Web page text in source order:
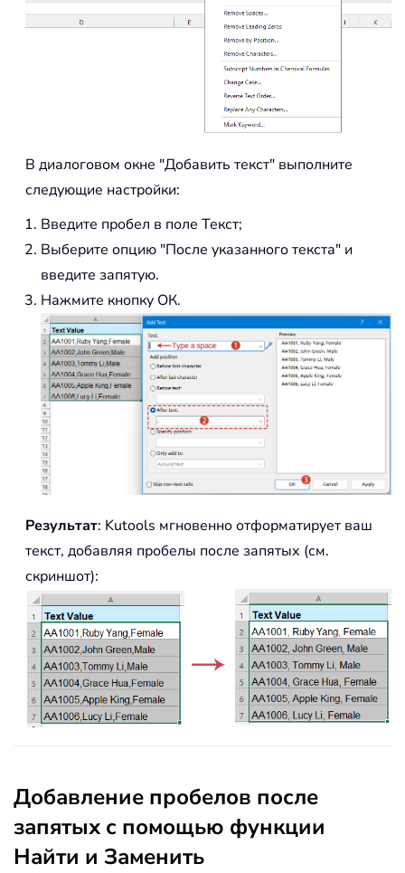
В диалоговом окне "Добавить текст" выполните
следующие настройки:
Введите пробел в поле Текст;
Выберите опцию "После указанного текста" и
введите запятую.
Нажмите кнопку ОК.
Результат: Kutools мгновенно отформатирует ваш
текст, добавляя пробелы после запятых (см.
скриншот):
Добавление пробелов после
запятых с помощью функции
Найти и Заменить